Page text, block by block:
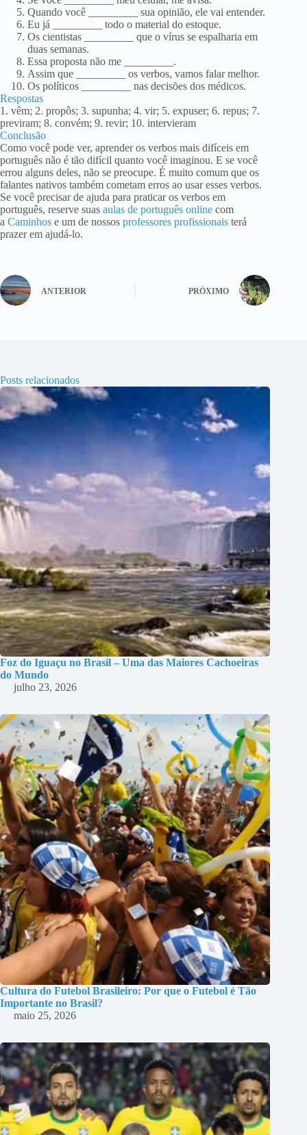
Quando você _________ sua opinião, ele vai entender.
Eu já _________ todo o material do estoque.
Os cientistas _________ que o vírus se espalharia em
duas semanas.
Essa proposta não me _________.
Assim que _________ os verbos, vamos falar melhor.
Os políticos _________ nas decisões dos médicos.
Respostas
1. vêm; 2. propôs; 3. supunha; 4. vir; 5. expuser; 6. repus; 7.
previram; 8. convém; 9. revir; 10. intervieram
Conclusão
Como você pode ver, aprender os verbos mais difíceis em
português não é tão difícil quanto você imaginou. E se você
errou alguns deles, não se preocupe. É muito comum que os
falantes nativos também cometam erros ao usar esses verbos.
Se você precisar de ajuda para praticar os verbos em
português, reserve suas aulas de português online com
a Caminhos e um de nossos professores profissionais terá
prazer em ajudá-lo.
ANTERIOR PRÓXIMO
Posts relacionados
Foz do Iguaçu no Brasil – Uma das Maiores Cachoeiras
do Mundo
julho 23, 2026
Cultura do Futebol Brasileiro: Por que o Futebol é Tão
Importante no Brasil?
maio 25, 2026